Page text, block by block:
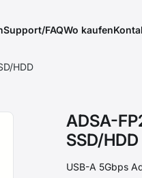
Support/FAQWo kaufen
HDD
ADSA-
SSD/HDD
USB-A 5Gbps